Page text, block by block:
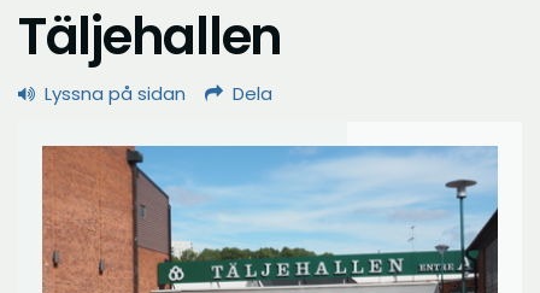
Täljehallen
Lyssna på sidan Dela